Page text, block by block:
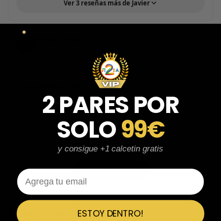
Ver 3 reseñas más de Javier
Calidad brutal, zapatillas impolutas sin ningún rasguño, la caja
nítida y con calcetines de regalo. El tiempo de espera el
estimado y el tallaje correcto también. Muy confiables desde
Ver más reseñas
Transparencia total
2 PARES POR
SOLO99€
y consigue +1 calcetin gratis
Email
ESTOY DENTRO!